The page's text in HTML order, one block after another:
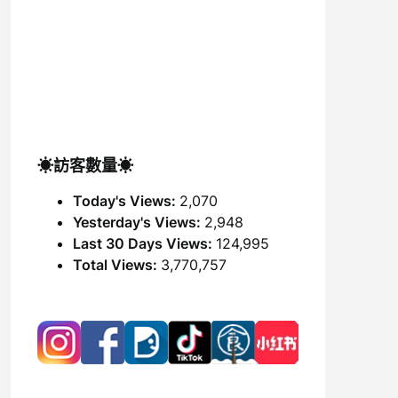
☀訪客數量☀
Today's Views: 2,070
Yesterday's Views: 2,948
Last 30 Days Views: 124,995
Total Views: 3,770,757